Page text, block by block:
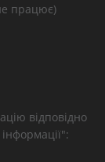
працює)
відповідно